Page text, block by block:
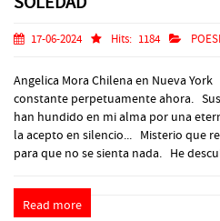
17-06-2024 Hits: 1184
Angelica Mora Chilena en Nueva
constante perpetuamente ahora.
han hundido en mi alma por una
la acepto en silencio... Misterio que
para que no se sienta nada. He
Read more